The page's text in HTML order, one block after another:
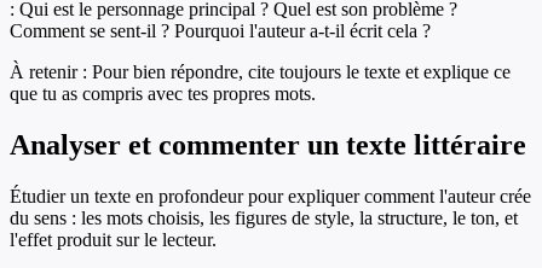
: Qui est le personnage principal ? Quel est son problème ?
Comment se sent-il ? Pourquoi l'auteur a-t-il écrit cela ?
À retenir : Pour bien répondre, cite toujours le texte et explique ce
que tu as compris avec tes propres mots.
Analyser et commenter un texte littéraire
Étudier un texte en profondeur pour expliquer comment l'auteur crée
du sens : les mots choisis, les figures de style, la structure, le ton, et
l'effet produit sur le lecteur.